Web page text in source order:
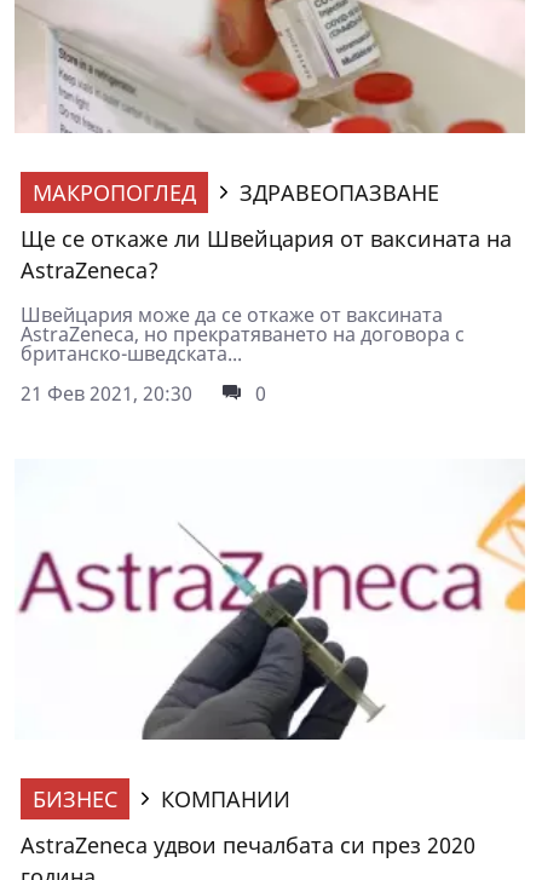
МАКРОПОГЛЕД
ЗДРАВЕОПАЗВАНЕ
Ще се откаже ли Швейцария от ваксината на
AstraZeneca?
Швейцария може да се откаже от ваксината
AstraZeneca, но прекратяването на договора с
британско-шведската...
21 Фев 2021, 20:30
0
БИЗНЕС
КОМПАНИИ
AstraZeneca удвои печалбата си през 2020